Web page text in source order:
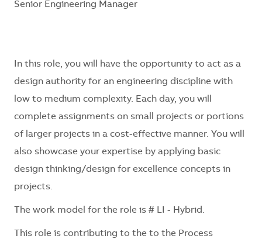
Senior Engineering Manager
In this role, you will have the opportunity to act as a
design authority for an engineering discipline with
low to medium complexity. Each day, you will
complete assignments on small projects or portions
of larger projects in a cost-effective manner. You will
also showcase your expertise by applying basic
design thinking/design for excellence concepts in
projects.
The work model for the role is # LI - Hybrid.
This role is contributing to the to the Process